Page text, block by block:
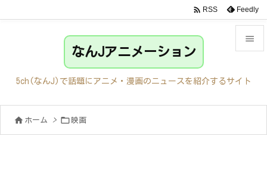

サイド
前へ
 RSS Feedly
なんJアニメーション
5ch(なんJ)で話題にアニメ・漫画のニュースを紹介するサイト
 ホーム >  映画